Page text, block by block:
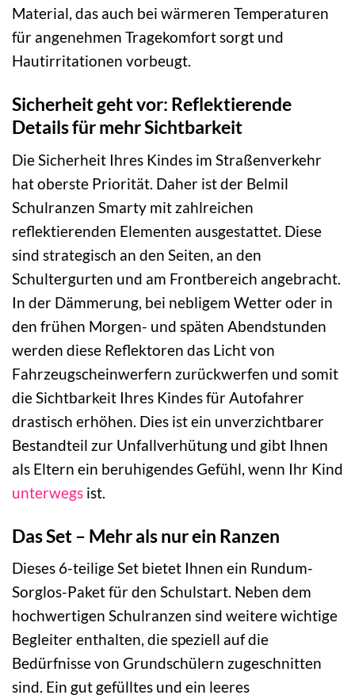
Material, das auch bei wärmeren Temperaturen
für angenehmen Tragekomfort sorgt und
Hautirritationen vorbeugt.
Sicherheit geht vor: Reflektierende
Details für mehr Sichtbarkeit
Die Sicherheit Ihres Kindes im Straßenverkehr
hat oberste Priorität. Daher ist der Belmil
Schulranzen Smarty mit zahlreichen
reflektierenden Elementen ausgestattet. Diese
sind strategisch an den Seiten, an den
Schultergurten und am Frontbereich angebracht.
In der Dämmerung, bei nebligem Wetter oder in
den frühen Morgen- und späten Abendstunden
werden diese Reflektoren das Licht von
Fahrzeugscheinwerfern zurückwerfen und somit
die Sichtbarkeit Ihres Kindes für Autofahrer
drastisch erhöhen. Dies ist ein unverzichtbarer
Bestandteil zur Unfallverhütung und gibt Ihnen
als Eltern ein beruhigendes Gefühl, wenn Ihr Kind
unterwegs ist.
Das Set – Mehr als nur ein Ranzen
Dieses 6-teilige Set bietet Ihnen ein Rundum-
Sorglos-Paket für den Schulstart. Neben dem
hochwertigen Schulranzen sind weitere wichtige
Begleiter enthalten, die speziell auf die
Bedürfnisse von Grundschülern zugeschnitten
sind. Ein gut gefülltes und ein leeres